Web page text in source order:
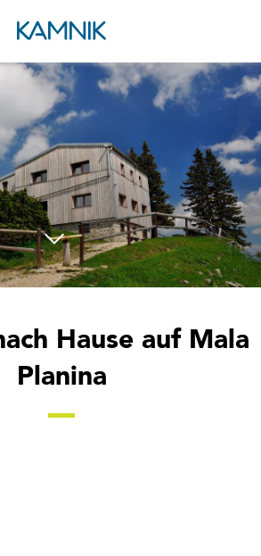
Hause auf Mala
Planina